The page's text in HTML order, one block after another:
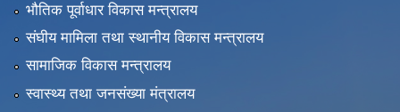
भौतिक पूर्वाधार विकास मन्त्रालय
संघीय मामिला तथा स्थानीय विकास मन्त्रालय
सामाजिक विकास मन्त्रालय
स्वास्थ्य तथा जनसंख्या मंत्रालय